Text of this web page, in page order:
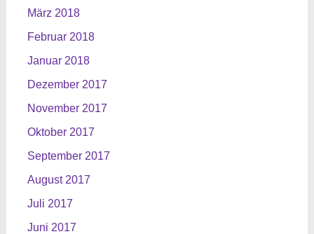
März 2018
Februar 2018
Januar 2018
Dezember 2017
November 2017
Oktober 2017
September 2017
August 2017
Juli 2017
Juni 2017